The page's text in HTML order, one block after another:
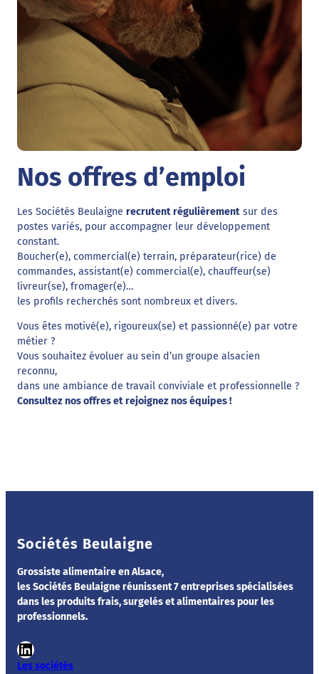
Nos offres d’emploi
Les Sociétés Beulaigne recrutent régulièrement sur des
postes variés, pour accompagner leur développement
constant.
Boucher(e), commercial(e) terrain, préparateur(rice) de
commandes, assistant(e) commercial(e), chauffeur(se)
livreur(se), fromager(e)…
les profils recherchés sont nombreux et divers.
Vous êtes motivé(e), rigoureux(se) et passionné(e) par votre
métier ?
Vous souhaitez évoluer au sein d’un groupe alsacien
reconnu,
dans une ambiance de travail conviviale et professionnelle ?
Consultez nos offres et rejoignez nos équipes !
Sociétés Beulaigne
Grossiste alimentaire en Alsace,
les Sociétés Beulaigne réunissent 7 entreprises spécialisées
dans les produits frais, surgelés et alimentaires pour les
professionnels.
LinkedIn
Les sociétés